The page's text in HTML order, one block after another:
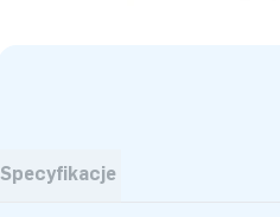
Specyfikacje